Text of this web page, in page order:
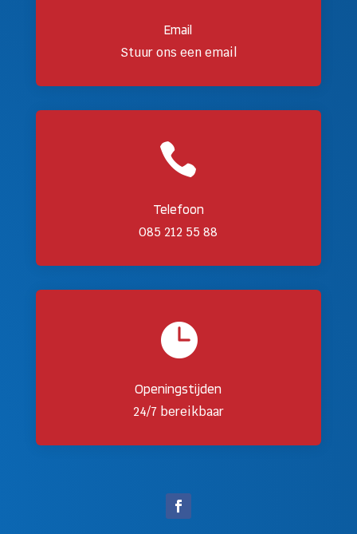
Email
Stuur ons een email

Telefoon
085 212 55 88

Openingstijden
24/7 bereikbaar